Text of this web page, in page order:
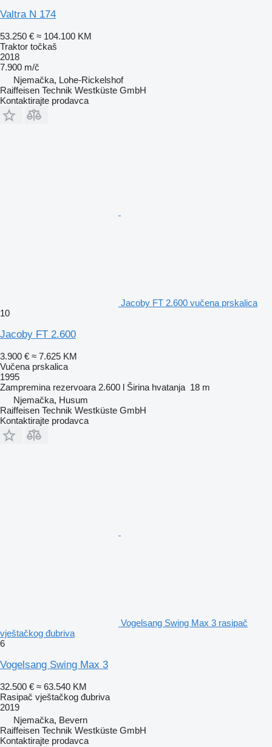
Valtra N 174
53.250 € ≈ 104.100 KM
Traktor točkaš
2018
7.900 m/č
Njemačka, Lohe-Rickelshof
Raiffeisen Technik Westküste GmbH
Kontaktirajte prodavca
Jacoby FT 2.600 vučena prskalica
10
Jacoby FT 2.600
3.900 € ≈ 7.625 KM
Vučena prskalica
1995
Zampremina rezervoara 2.600 l Širina hvatanja 18 m
Njemačka, Husum
Raiffeisen Technik Westküste GmbH
Kontaktirajte prodavca
Vogelsang Swing Max 3 rasipač
vještačkog đubriva
6
Vogelsang Swing Max 3
32.500 € ≈ 63.540 KM
Rasipač vještačkog đubriva
2019
Njemačka, Bevern
Raiffeisen Technik Westküste GmbH
Kontaktirajte prodavca